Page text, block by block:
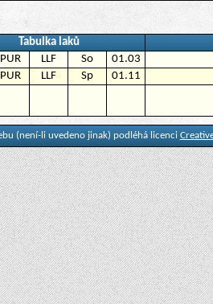
Tabulka laků
PUR LLF So 01.03
PUR LLF Sp 01.11
(není-li uvedeno jinak) podléhá licenci